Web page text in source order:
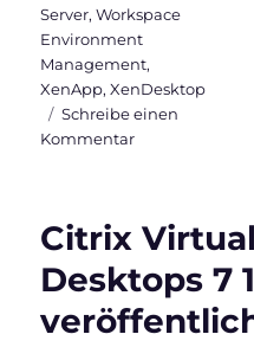
Server,Workspace
Environment
Management,
XenApp,XenDesktop
Schreibe einen
Kommentarzu
and
&
WEM
2003
Citrix
Desktops 7